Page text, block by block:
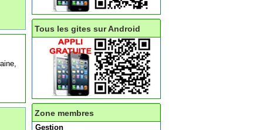
Tous les gites sur Android
Zone membres
Gestion